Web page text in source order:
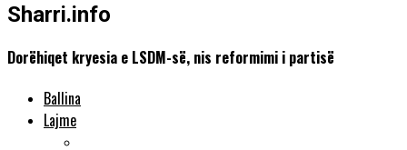
Sharri.info
Dorëhiqet kryesia e LSDM-së, nis reformimi i partisë
Ballina
Lajme